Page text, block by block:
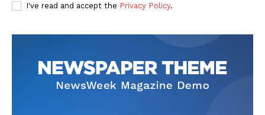
I've read and accept the Privacy Policy.